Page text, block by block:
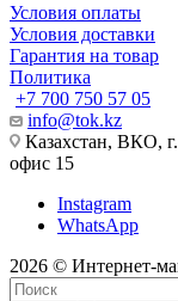
Условия оплаты
Условия доставки
Гарантия на товар
Политика
+7 700 750 57 05
info@tok.kz
Казахстан, ВКО,
офис 15
Instagram
WhatsApp
2026 © Интернет-